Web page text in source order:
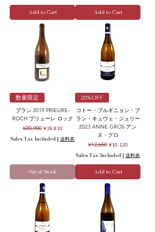
Add to Cart Add to Cart
数量限定
ブラン 2019 PRIEURE-
ROCH プリューレ ロック
Regular Price
¥20,900 Sale Price
¥18,810
Sales Tax Included | 送料表
Out of Stock
20%OFF
コトー・ブルギニョン・ブ
ラン・キュヴェ・ジュリー
2023 ANNE GROS アン
ヌ・グロ
Regular Price
¥12,650 Sale Price
¥10,120
Sales Tax Included | 送料表
Add to Cart